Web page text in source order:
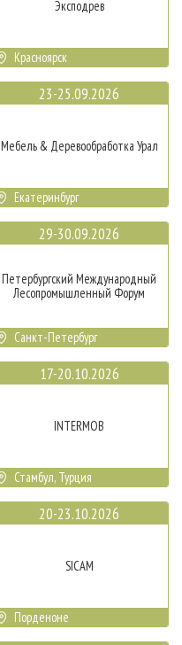
Эксподрев
Красноярск
23-25.09.2026
Мебель & Деревообработка Урал
Екатеринбург
29-30.09.2026
Петербургский Международный
Лесопромышленный Форум
Санкт-Петербург
17-20.10.2026
INTERMOB
Стамбул, Турция
20-23.10.2026
SICAM
Порденоне